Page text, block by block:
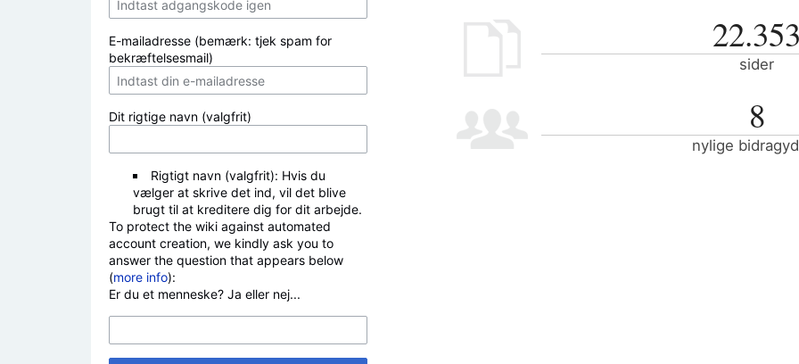
E-mailadresse (bemærk: tjek spam for
bekræftelsesmail)
Dit rigtige navn (valgfrit)
Rigtigt navn (valgfrit): Hvis du
vælger at skrive det ind, vil det blive
brugt til at kreditere dig for dit arbejde.
To protect the wiki against automated
account creation, we kindly ask you to
answer the question that appears below
(more info):
Er du et menneske? Ja eller nej...
22.353
sider
8
nylige